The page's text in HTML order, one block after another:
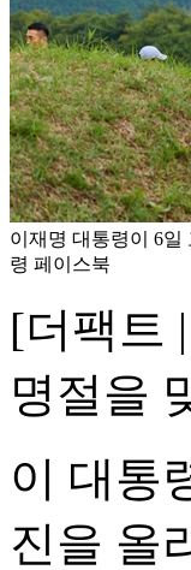
이재명 대통령이 6
령 페이스북
[더팩트
명절을
이 대통
진을 올